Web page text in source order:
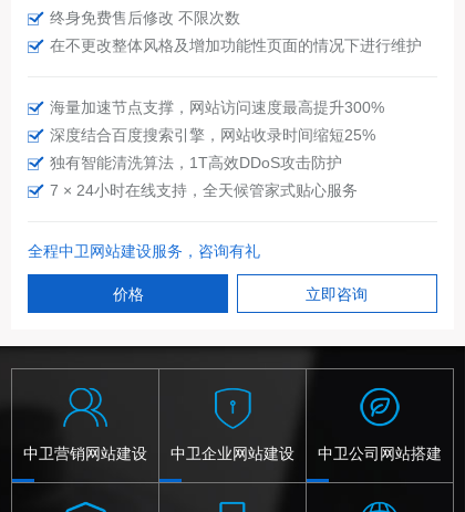
终身免费售后修改 不限次数
在不更改整体风格及增加功能性页面的情况下进行维护
海量加速节点支撑，网站访问速度最高提升300%
深度结合百度搜索引擎，网站收录时间缩短25%
独有智能清洗算法，1T高效DDoS攻击防护
7 × 24小时在线支持，全天候管家式贴心服务
全程中卫网站建设服务，咨询有礼
价格 立即咨询
中卫营销网站建设 中卫企业网站建设 中卫公司网站搭建